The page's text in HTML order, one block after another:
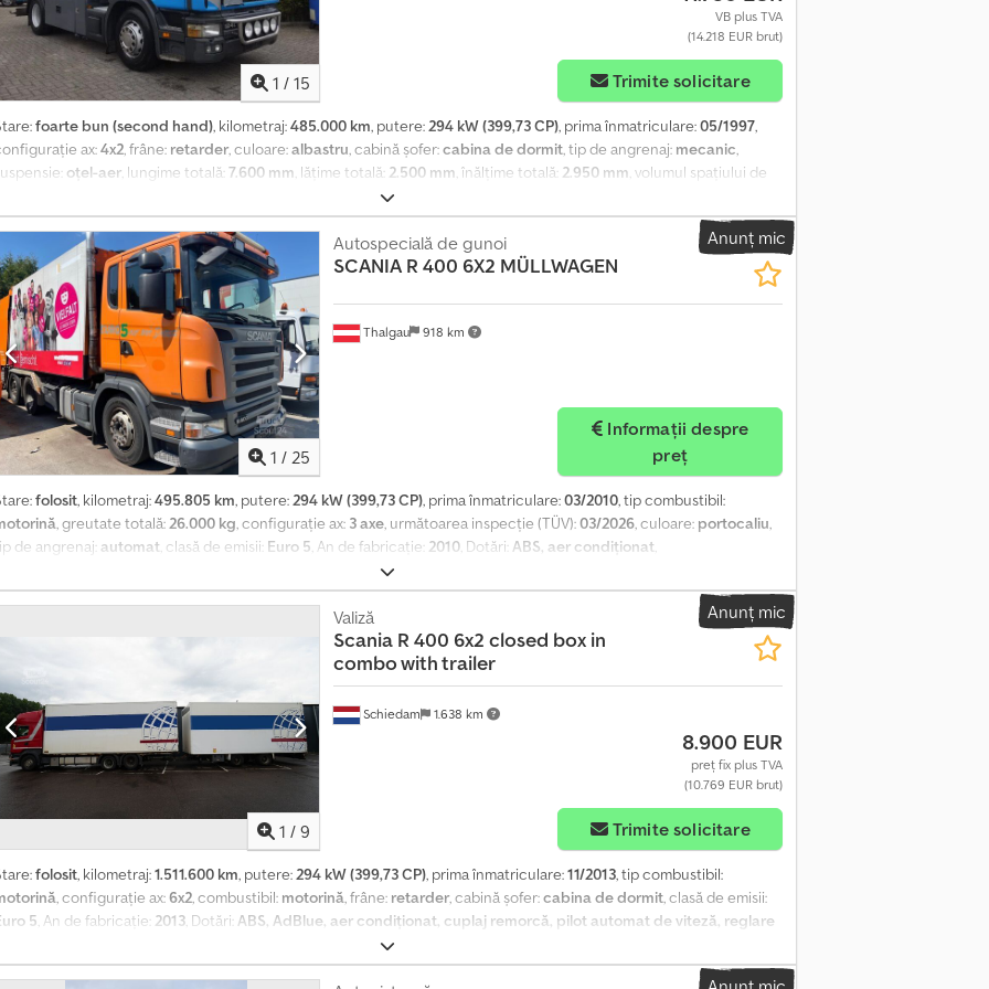
14.340 kg Sarcină utilă: 17.660 kg Masa totală admisă: 32.000 kg Masă maximă remorcabilă: 44.000 kg
Funcționalitate Basculant: spate Întreținere, istoric și stare ITP (Inspecție Tehnică Periodică): valabil până la 02.2027
Akworf Stare tehnică: foarte bună Stare vizuală: foarte bună
1 / 15
VB plus TVA
(14.218 EUR brut)
Trimite solicitare
foarte bun (second hand), kilometraj:485.000 km, putere:294 kW (399,73 CP), prima înmatriculare:05/1997,
ax:4x2, frâne: retarder, culoare:albastru, cabină șofer:cabina de dormit, tip de angrenaj: mecanic,
oțel-aer, lungime totală:7.600 mm, lățime totală: 2.500 mm, înălțime totală: 2.950 mm, volumul spațiului de
ABS, aer condiționat, blocare diferențial, cuplaj remorcă, reglare
a geamurilor, retarder, = Alte opțiuni și accesorii = - Blocare diferențial - Asistență la parcare - Jante din aliaj
ușor - Suspensie pneumatică - Scaune cu suspensie pneumatică - Claxon pneumatic - Parasolar - Lubrifiere
= Informații suplimentare = Axă față: jante aliaj ușor; direcțională; profil anvelopă stânga: 40%; profil
dreapta: 40%; suspensie: foi de arc Axă spate: roți duble; blocare diferențial; jante aliaj ușor; profil anvelopă
interior: 40%; stânga exterior: 40%; dreapta interior: 40%; dreapta exterior: 40%; reducție: simplă; suspensie:
Număr cilindri: 6 Credpfx Akozc Ht Uowef Stare tehnică: foarte bună Stare optică: foarte bună
Anunț mic
1 / 25
Thalgau 918 km
Autospecială de gunoi
SCANIA R 400 6X2 MÜLLWAGEN
preț
folosit, kilometraj:495.805 km, putere:294 kW (399,73 CP), prima înmatriculare:03/2010, tip combustibil:
, greutate totală:26.000 kg, configurație ax: 3 axe, următoarea inspecție (TÜV):03/2026, culoare: portocaliu,
de angrenaj: automat, clasă de emisii: Euro 5, An de fabricație: 2010, Dotări: ABS, aer condiționat,
Anunț mic
1 / 9
Schiedam 1.638 km
Valiză
Scania R 400 6x2 closed box in
combo with trailer
8.900 EUR
preț fix plus TVA
(10.769 EUR brut)
Trimite solicitare
folosit, kilometraj:1.511.600 km, putere:294 kW (399,73 CP), prima înmatriculare:11/2013, tip combustibil:
, configurație ax:6x2, combustibil: motorină, frâne: retarder, cabină șofer:cabina de dormit, clasă de emisii:
5, An de fabricație: 2013, Dotări: ABS, AdBlue, aer condiționat, cuplaj remorcă, pilot automat de viteză, reglare
electrică a geamurilor, retarder, spoiler, încălzitor staționar
din aluminiu - Spoiler de plafon - Tahograf digital - Axă liftabilă - Frigider - Suspensie pneumatică